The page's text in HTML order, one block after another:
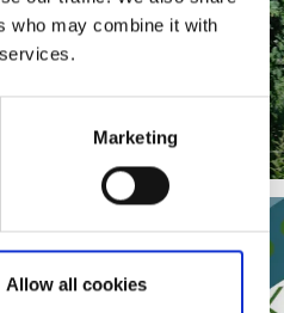
who may combine it with
Marketing
Allow all cookies
Rostock